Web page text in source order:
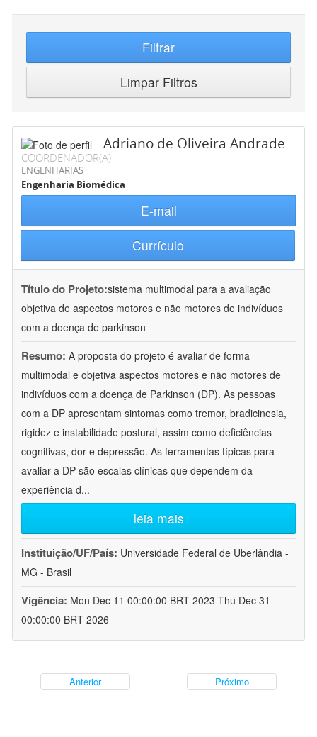
Filtrar
Limpar Filtros
Adriano de Oliveira Andrade
COORDENADOR(A)
ENGENHARIAS
Engenharia Biomédica
E-mail
Currículo
Título do Projeto:sistema multimodal para a avaliação
objetiva de aspectos motores e não motores de indivíduos
com a doença de parkinson
Resumo: A proposta do projeto é avaliar de forma
multimodal e objetiva aspectos motores e não motores de
indivíduos com a doença de Parkinson (DP). As pessoas
com a DP apresentam sintomas como tremor, bradicinesia,
rigidez e instabilidade postural, assim como deficiências
cognitivas, dor e depressão. As ferramentas típicas para
avaliar a DP são escalas clínicas que dependem da
experiência d...
leia mais
Instituição/UF/País: Universidade Federal de Uberlândia -
MG - Brasil
Vigência: Mon Dec 11 00:00:00 BRT 2023-Thu Dec 31
00:00:00 BRT 2026
Anterior Próximo